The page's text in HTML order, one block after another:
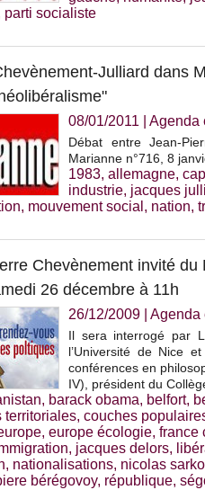
parti socialiste
Julliard dans
08/01/2011 Agenda
Débat entre Jean-
Marianne n°716, 8
1983, allemagne,
industrie, jacques
, mouvement social , nation,
Chevènement invité
26 décembre à 11h
26/12/2009 Agenda
Il sera interrogé par
l’Université de Nice
conférences en
IV), président du
, barack obama, belfort,
territoriales, couches
, europe écologie, france
, jacques delors,
, nationalisations, nicolas
bérégovoy, république,